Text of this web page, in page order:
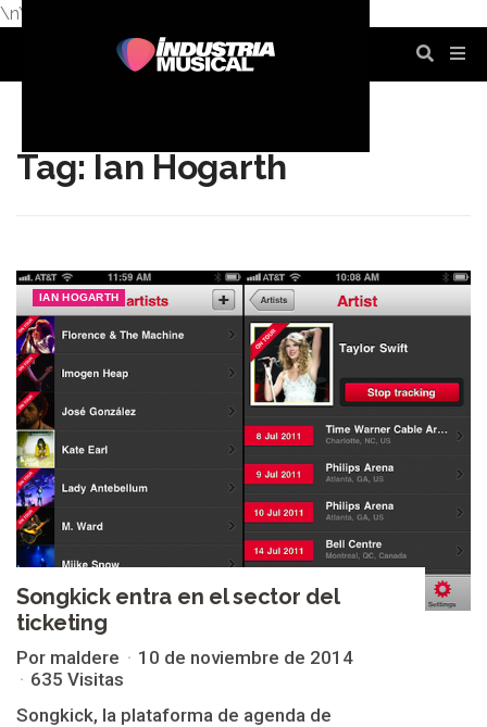
\n\n
Tag: Ian Hogarth
IAN HOGARTH
Songkick entra en el sector del
ticketing
Por maldere
10 de noviembre de 2014
635 Visitas
Songkick, la plataforma de agenda de